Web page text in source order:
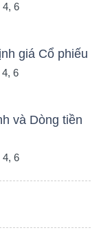
4, 6
giá Cổ phiếu
6
và Dòng tiền
4, 6